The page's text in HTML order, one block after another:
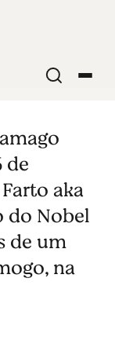
de
aka
do Nobel
de um
na